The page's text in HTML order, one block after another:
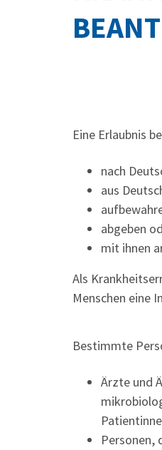
Eine Erlaubnis
nach
aus
abgeben
mit ihnen
Als
Menschen eine
Bestimmte
Ärzte und
Personen,